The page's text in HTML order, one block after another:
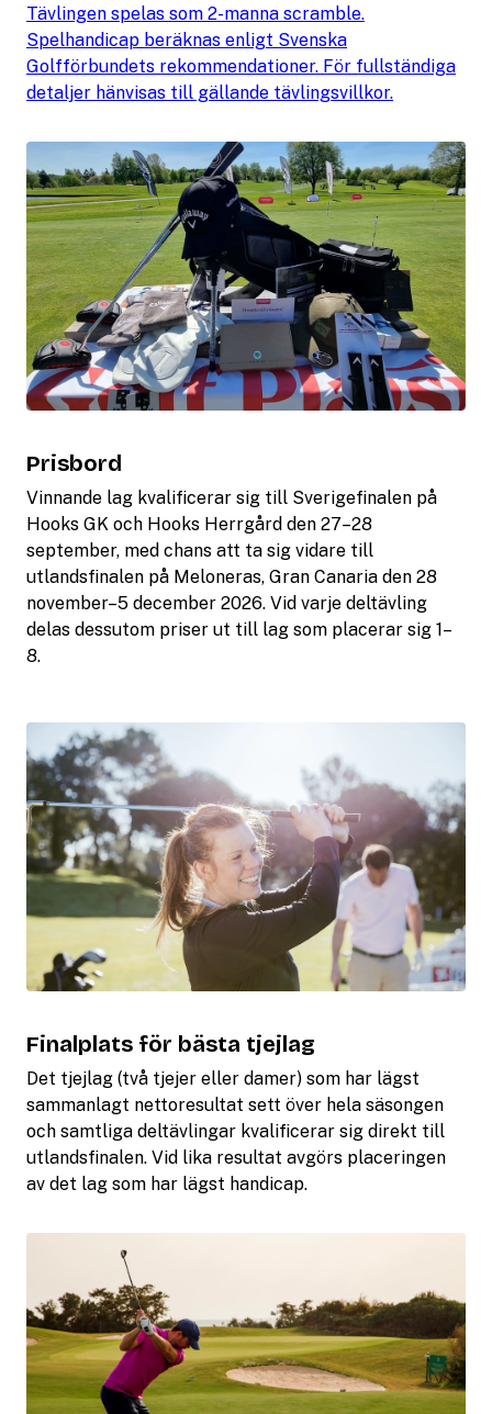
Tävlingen spelas som 2-manna scramble.
Spelhandicap beräknas enligt Svenska
Golfförbundets rekommendationer. För fullständiga
detaljer hänvisas till gällande tävlingsvillkor.
Prisbord
Vinnande lag kvalificerar sig till Sverigefinalen på
Hooks GK och Hooks Herrgård den 27–28
september, med chans att ta sig vidare till
utlandsfinalen på Meloneras, Gran Canaria den 28
november–5 december 2026. Vid varje deltävling
delas dessutom priser ut till lag som placerar sig 1–
8.
Finalplats för bästa tjejlag
Det tjejlag (två tjejer eller damer) som har lägst
sammanlagt nettoresultat sett över hela säsongen
och samtliga deltävlingar kvalificerar sig direkt till
utlandsfinalen. Vid lika resultat avgörs placeringen
av det lag som har lägst handicap.